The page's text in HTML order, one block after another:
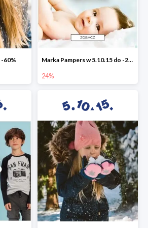
-60% Marka Pampers w 5.10.15 do -24%
24%